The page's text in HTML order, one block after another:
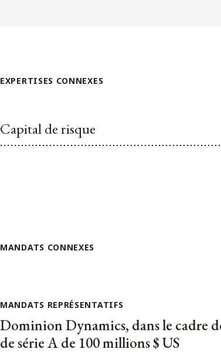
EXPERTISES CONNEXES
Capital de risque
MANDATS CONNEXES
MANDATS REPRÉSENTATIFS
Dominion Dynamics, dans le cadre
de série A de 100 millions $ US